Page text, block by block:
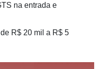
na entrada e
R$ 20 mil a R$ 5